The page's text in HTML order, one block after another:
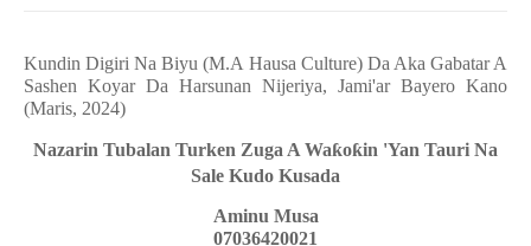
Kundin Digiri Na Biyu (M.A Hausa Culture) Da Aka Gabatar A
Sashen Koyar Da Harsunan Nijeriya, Jami'ar Bayero Kano
(Maris, 2024)
Nazarin Tubalan Turken Zuga A Waƙoƙin 'Yan Tauri Na
Sale Kudo Kusada
Aminu Musa
07036420021